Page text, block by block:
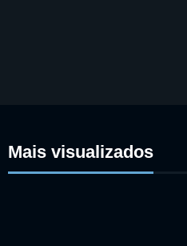
Mais visualizados